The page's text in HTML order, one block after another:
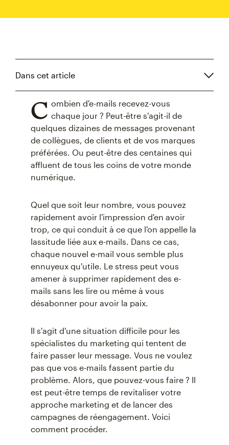
Dans cet article
C ombien d'e-mails recevez-vous
chaque jour ? Peut-être s'agit-il de
quelques dizaines de messages provenant
de collègues, de clients et de vos marques
préférées. Ou peut-être des centaines qui
affluent de tous les coins de votre monde
numérique.
Quel que soit leur nombre, vous pouvez
rapidement avoir l'impression d'en avoir
trop, ce qui conduit à ce que l'on appelle la
lassitude liée aux e-mails. Dans ce cas,
chaque nouvel e-mail vous semble plus
ennuyeux qu'utile. Le stress peut vous
amener à supprimer rapidement des e-
mails sans les lire ou même à vous
désabonner pour avoir la paix.
Il s'agit d'une situation difficile pour les
spécialistes du marketing qui tentent de
faire passer leur message. Vous ne voulez
pas que vos e-mails fassent partie du
problème. Alors, que pouvez-vous faire ? Il
est peut-être temps de revitaliser votre
approche marketing et de lancer des
campagnes de réengagement. Voici
comment procéder.